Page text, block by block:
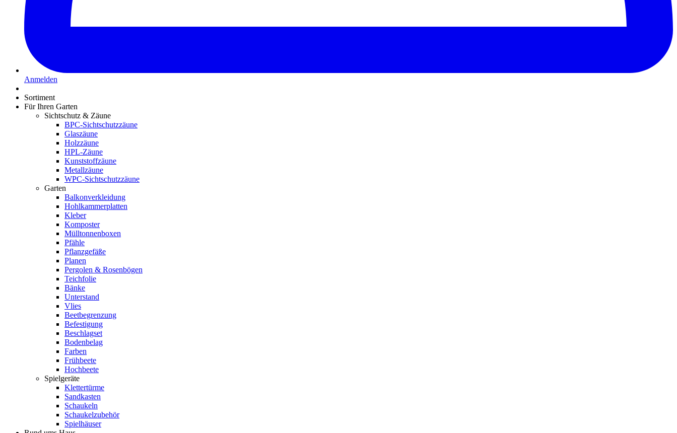
Anmelden
Sortiment
Für Ihren Garten
Sichtschutz & Zäune
BPC-Sichtschutzzäune
Glaszäune
Holzzäune
HPL-Zäune
Kunststoffzäune
Metallzäune
WPC-Sichtschutzzäune
Garten
Balkonverkleidung
Hohlkammerplatten
Kleber
Komposter
Mülltonnenboxen
Pfähle
Pflanzgefäße
Planen
Pergolen & Rosenbögen
Teichfolie
Bänke
Unterstand
Vlies
Beetbegrenzung
Befestigung
Beschlagset
Bodenbelag
Farben
Frühbeete
Hochbeete
Spielgeräte
Klettertürme
Sandkasten
Schaukeln
Schaukelzubehör
Spielhäuser